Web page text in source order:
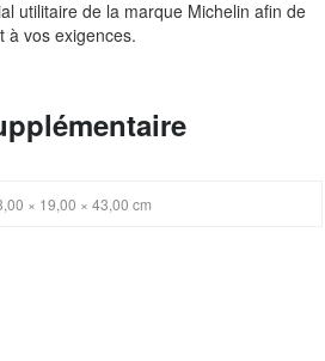
utilitaire de la marque Michelin afin de
à vos exigences.
× 19,00 × 43,00 cm